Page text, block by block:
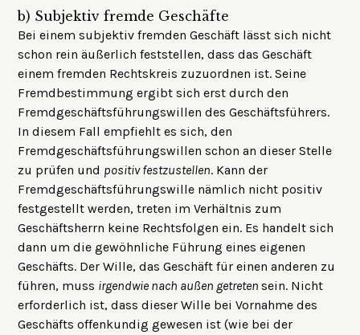
b) Subjektiv fremde Geschäfte
Bei einem subjektiv fremden Geschäft lässt sich nicht
schon rein äußerlich feststellen, dass das Geschäft
einem fremden Rechtskreis zuzuordnen ist. Seine
Fremdbestimmung ergibt sich erst durch den
Fremdgeschäftsführungswillen des Geschäftsführers.
In diesem Fall empfiehlt es sich, den
Fremdgeschäftsführungswillen schon an dieser Stelle
zu prüfen und positiv festzustellen. Kann der
Fremdgeschäftsführungswille nämlich nicht positiv
festgestellt werden, treten im Verhältnis zum
Geschäftsherrn keine Rechtsfolgen ein. Es handelt sich
dann um die gewöhnliche Führung eines eigenen
Geschäfts. Der Wille, das Geschäft für einen anderen zu
führen, muss irgendwie nach außen getretensein. Nicht
erforderlich ist, dass dieser Wille bei Vornahme des
Geschäfts offenkundig gewesen ist (wie bei der